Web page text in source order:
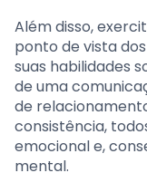
Além disso,
ponto de vista
suas habilidades
de uma
de
consistência,
emocional e,
mental.